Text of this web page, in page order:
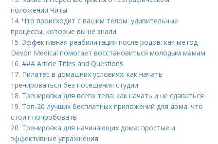
положении Читы
14.Что происходит с вашим телом: удивительные
процессы, которые вы не знали
15. Эффективная реабилитация после родов: как метод
Devon Medical помогает восстановиться молодым мамам
16.### Article Titles and Questions
17. Пилатес в домашних условиях: как начать
тренироваться без посещения студии
18. Тренировки для всего тела: как начать и не сдаваться
19. Топ-20 лучших бесплатных приложений для дома: что
стоит попробовать
20. Тренировка для начинающих дома: простые и
эффективные упражнения